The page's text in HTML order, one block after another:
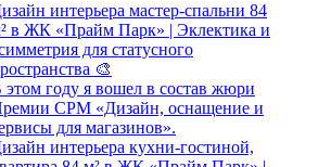
интерьера мастер-спальни 84
в ЖК «Прайм Парк» | Эклектика и
для статусного
🎨
этом году я вошел в состав жюри
CPM «Дизайн, оснащение и
для магазинов».
интерьера кухни-гостиной,